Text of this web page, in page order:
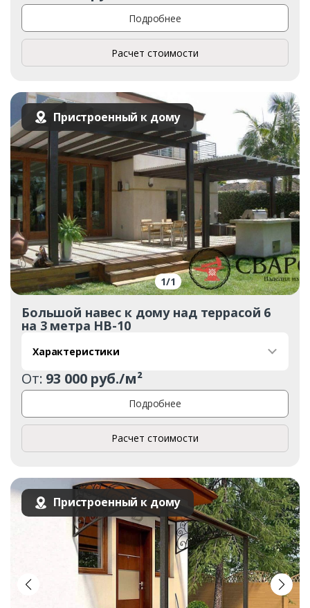
Подробнее
Расчет стоимости
Пристроенный к дому
1/1
Большой навес к дому над террасой 6
на 3 метра НВ-10
Характеристики
От: 93 000 руб./м²
Подробнее
Расчет стоимости
Пристроенный к дому